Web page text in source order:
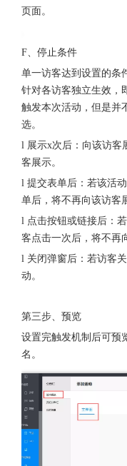
页面。
F、停止条件
单一访客达到设置的条
针对各访客独立生效，
触发本次活动，但是并
选。
l 展示x次后：向该访客
客展示。
l 提交表单后：若该活
单后，将不再向该访客
l 点击按钮或链接后：
客点击一次后，将不再
l 关闭弹窗后：若访客
动。
第三步、预览
设置完触发机制后可预
名。